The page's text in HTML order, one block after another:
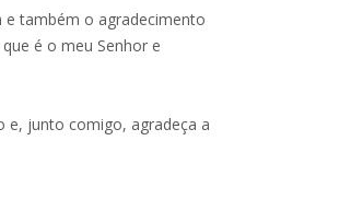
e também o agradecimento
é o meu Senhor e
e, junto comigo, agradeça a